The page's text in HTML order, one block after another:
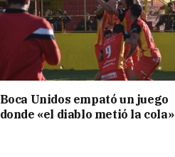
Boca Unidos empató un juego
donde «el diablo metió la cola»